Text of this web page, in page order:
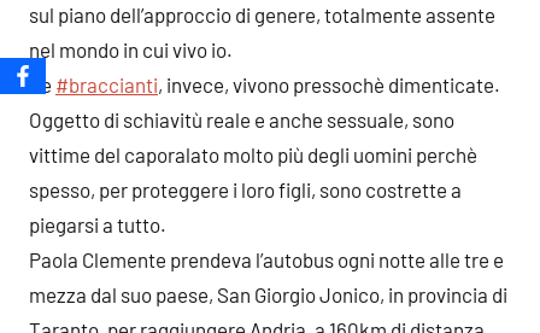
sul piano dell’approccio di genere, totalmente assente
nel mondo in cui vivo io.
Le #braccianti, invece, vivono pressochè dimenticate.
Oggetto di schiavitù reale e anche sessuale, sono
vittime del caporalato molto più degli uomini perchè
spesso, per proteggere i loro figli, sono costrette a
piegarsi a tutto.
Paola Clemente prendeva l’autobus ogni notte alle tre e
mezza dal suo paese, San Giorgio Jonico, in provincia di